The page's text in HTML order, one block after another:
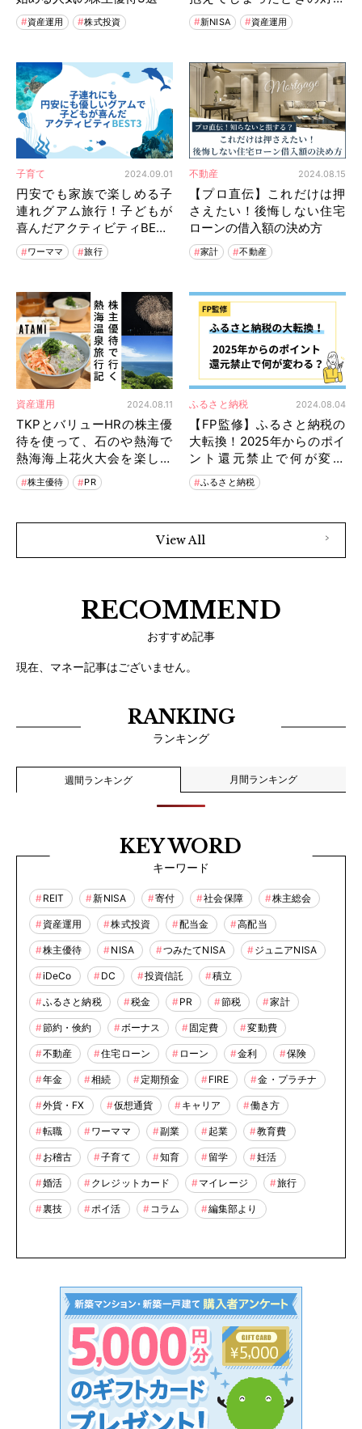
資産運用 株式投資
方と心構え
新NISA 資産運用
子育て 2024.09.01
円安でも家族で楽しめる子
連れグアム旅行！子どもが
喜んだアクティビティBEST
3 ワーママ 旅行
不動産 2024.08.15
【プロ直伝】これだけは押
さえたい！後悔しない住宅
ローンの借入額の決め方
家計 不動産
資産運用 2024.08.11
TKPとバリューHRの株主優
待を使って、石のや熱海で
熱海海上花火大会を楽しむ
子連れ旅行
株主優待 PR
ふるさと納税 2024.08.04
【FP監修】ふるさと納税の
大転換！2025年からのポイ
ント還元禁止で何が変わ
る？ふるさと納税
View All
RECOMMEND
おすすめ記事
現在、マネー記事はございません。
RANKING
ランキング
週間ランキング 月間ランキング
KEY WORD
キーワード
REIT 新NISA 寄付 社会保障 株主総会
資産運用 株式投資 配当金 高配当
株主優待 NISA つみたてNISA ジュニアNISA
iDeCo DC 投資信託 積立
ふるさと納税 税金 PR 節税 家計
節約・倹約 ボーナス 固定費 変動費
不動産 住宅ローン ローン 金利 保険
年金 相続 定期預金 FIRE 金・プラチナ
外貨・FX 仮想通貨 キャリア 働き方
転職 ワーママ 副業 起業 教育費
お稽古 子育て 知育 留学 妊活
婚活 クレジットカード マイレージ 旅行
裏技 ポイ活 コラム 編集部より